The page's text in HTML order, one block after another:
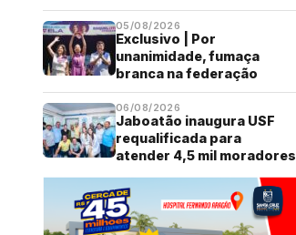
05/08/2026
Exclusivo | Por
unanimidade, fumaça
branca na federação
06/08/2026
Jaboatão inaugura USF
requalificada para
atender 4,5 mil moradores